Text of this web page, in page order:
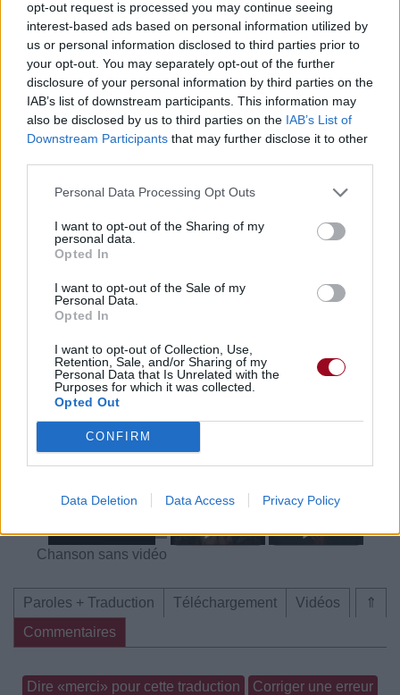
opt-out request is processed you may continue seeing
interest-based ads based on personal information utilized by
us or personal information disclosed to third parties prior to
your opt-out. You may separately opt-out of the further
disclosure of your personal information by third parties on the
IAB’s list of downstream participants. This information may
also be disclosed by us to third parties on the IAB’s List of
Downstream Participants that may further disclose it to other
Personal Data Processing Opt Outs
I want to opt-out of the Sharing of my
personal data.
Opted In
I want to opt-out of the Sale of my
Personal Data.
Opted In
I want to opt-out of Collection, Use,
Retention, Sale, and/or Sharing of my
Personal Data that Is Unrelated with the
Purposes for which it was collected.
Opted Out
CONFIRM
Data Deletion Data Access Privacy Policy
Pour prolonger le plaisir musical :
Vous aimez chanter, apprenez la guitare chez
Télécharger légalement les MP3 sur
Télécharger légalement les MP3 ou trouver le CD sur
Trouver des vinyles et des CD sur
Trouver un instrument de musique ou une partition au
meilleur prix sur
Paroles + Traduction Téléchargement
Vidéos
Commentaires
Voir la vidéo de «Giving In To The
Chanson sans vidéo
Chanson sans vidéo
⇑
Paroles + Traduction Téléchargement
Vidéos
Commentaires
Dire «merci» pour cette traduction Corriger une erreur